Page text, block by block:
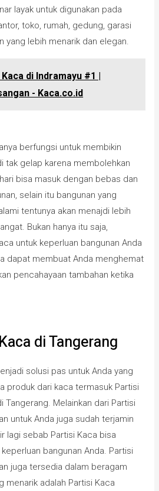
layak untuk digunakan pada
toko, rumah, gedung, garasi
yang lebih menarik dan elegan.
di Indramayu #1 |
- Kaca.co.id
berfungsi untuk membikin
tak gelap karena membolehkan
bisa masuk dengan bebas dan
selain itu bangunan yang
tentunya akan menajdi lebih
Bukan hanya itu saja,
untuk keperluan bangunan Anda
dapat membuat Anda menghemat
pencahayaan tambahan ketika
di Tangerang
solusi pas untuk Anda yang
produk dari kaca termasuk Partisi
Tangerang. Melainkan dari Partisi
untuk Anda juga sudah terjamin
lagi sebab Partisi Kaca bisa
bangunan Anda. Partisi
juga tersedia dalam beragam
menarik adalah Partisi Kaca